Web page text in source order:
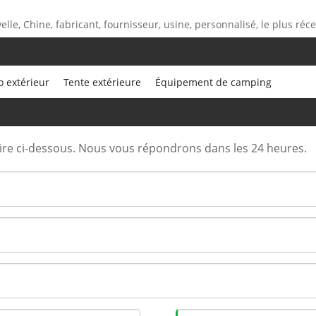
Chine, fabricant, fournisseur, usine, personnalisé, le plus
extérieur Tente extérieure Équipement de camping
ci-dessous. Nous vous répondrons dans les 24 heures.